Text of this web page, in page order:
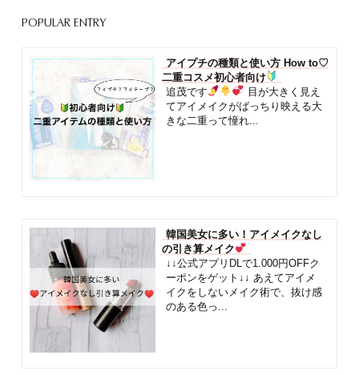
POPULAR ENTRY
アイプチの種類と使い方 How to♡
二重コスメ初心者向け
追茂です
目が大きく見え
てアイメイクがばっちり映える大
きな二重って憧れ...
韓国美女に多い！アイメイクなし
の引き算メイク
↓↓公式アプリDLで1.000円OFFク
ーポンをゲット↓↓ あえてアイメ
イクをしないメイク術で、抜け感
のある色っ...